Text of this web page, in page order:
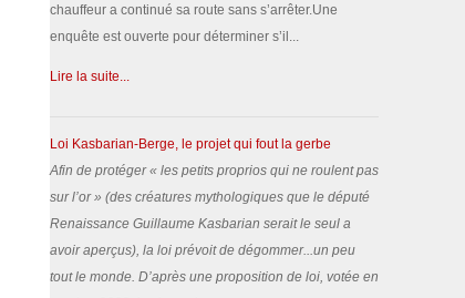
chauffeur a continué sa route sans s’arrêter.Une
enquête est ouverte pour déterminer s’il...
Lire la suite...
Loi Kasbarian-Berge, le projet qui fout la gerbe
Afin de protéger « les petits proprios qui ne roulent pas
sur l’or» (des créatures mythologiques que le député
Renaissance Guillaume Kasbarian serait le seul a
avoir aperçus), la loi prévoit de dégommer...un peu
tout le monde. D’après une proposition de loi, votée en